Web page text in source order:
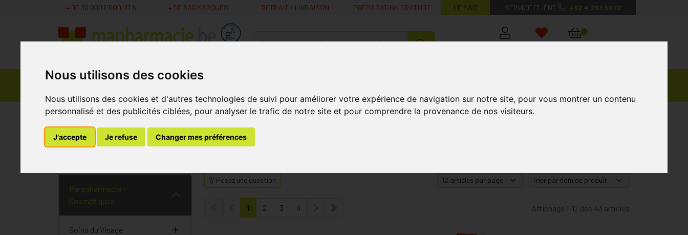
Nous utilisons des cookies
Nous utilisons des cookies et d'autres technologies de suivi pour améliorer votre expérience de navigation sur notre site, pour vous montrer un contenu
personnalisé et des publicités ciblées, pour analyser le trafic de notre site et pour comprendre la provenance de nos visiteurs.
J'accepte Je refuse Changer mes préférences
+ DE 30 000 PRODUITS + DE 600 MARQUES RETRAIT / LIVRAISON PRÉPARATION GRATUITE LE MAG’ SERVICE CLIENT +32 4 263 56 12
MaPharmacie.be ma santé, mes conseils, mes prix
Mon
Mes
Mon
0
Parapharmacie -
MaPharmacie.be Parapharmacie - Cosmétiques Soins des Pieds Pieds Fatigués
Pieds Fatigués
Posez une question
Affichage 1-12 des 43 articles
1 2 3 4
Parapharmacie -
Cosmétiques
Soins du Visage